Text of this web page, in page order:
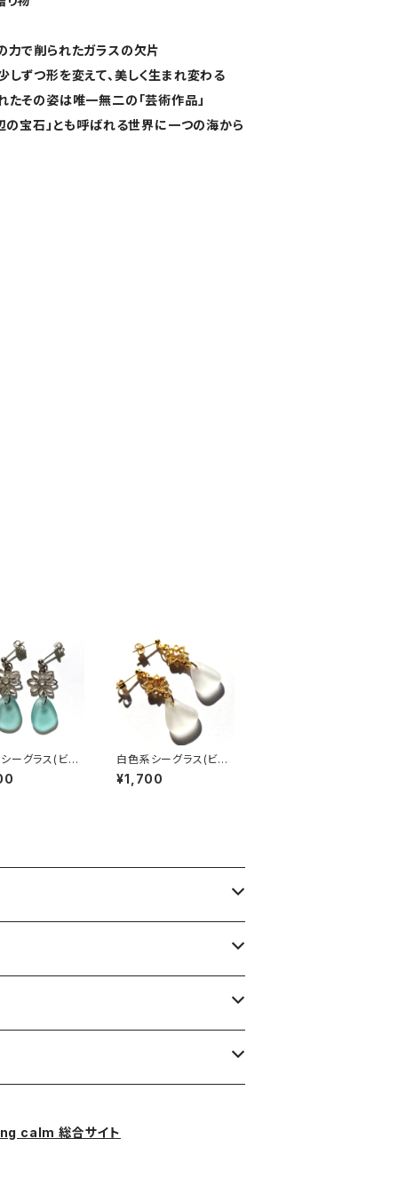
力で削られたガラスの欠片
しずつ形を変えて、美しく生まれ変わる
たその姿は唯一無二の「芸術作品」
の宝石」とも呼ばれる世界に一つの海から
ーグラス(ビー
) ピアス BP-31
白色系シーグラス(ビー
チグラス) ピアス BP-2
9
¥1,700
calm 総合サイト